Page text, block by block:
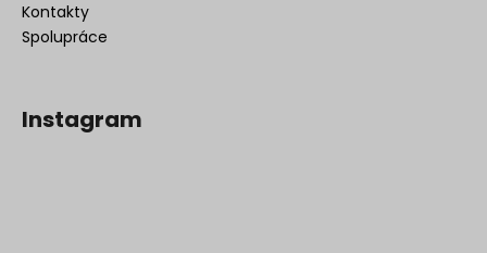
Kontakty
Spolupráce
Instagram